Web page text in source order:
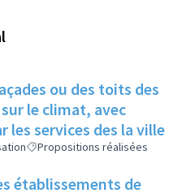
ou des toits des
le climat, avec
les services des la ville
Propositions réalisées